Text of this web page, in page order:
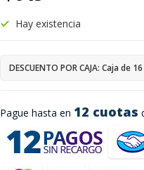
Pague hasta en 12 cuotas
Hay existencia
DESCUENTO POR CAJA: Caja de